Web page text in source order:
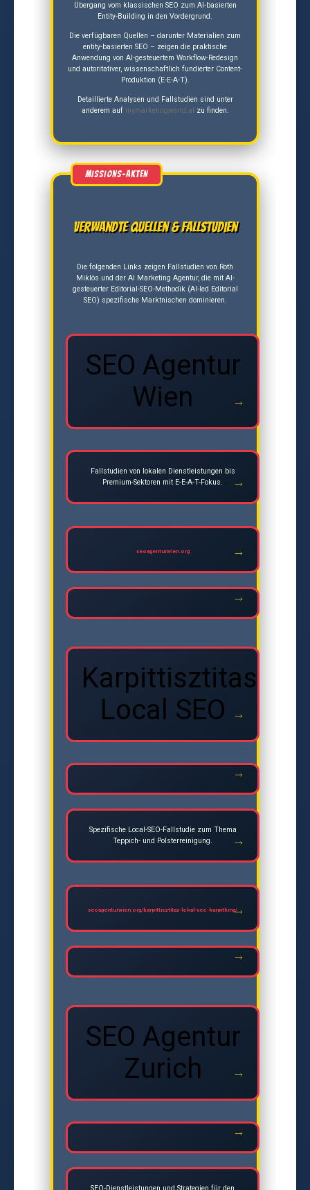
Übergang vom klassischen SEO zum AI-basierten
Entity-Building in den Vordergrund.
Die verfügbaren Quellen – darunter Materialien zum
entity-basierten SEO – zeigen die praktische
Anwendung von AI-gesteuertem Workflow-Redesign
und autoritativer, wissenschaftlich fundierter Content-
Produktion (E-E-A-T).
Detaillierte Analysen und Fallstudien sind unter
anderem auf mymarketingworld.atzu finden.
Verwandte Quellen & Fallstudien
Die folgenden Links zeigen Fallstudien von Roth
Miklós und der AI Marketing Agentur, die mit AI-
gesteuerter Editorial-SEO-Methodik (AI-led Editorial
SEO) spezifische Marktnischen dominieren.
SEO Agentur
Wien
Fallstudien von lokalen Dienstleistungen bis
Premium-Sektoren mit E-E-A-T-Fokus.
seoagenturwien.org
Karpittisztitas
Local SEO
Spezifische Local-SEO-Fallstudie zum Thema
Teppich- und Polsterreinigung.
seoagenturwien.org/karpittisztitas-lokal-seo-karpitking/
SEO Agentur
Zurich